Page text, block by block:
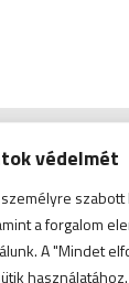
védelmét
a forgalom
A "Mindet
használatához.
©